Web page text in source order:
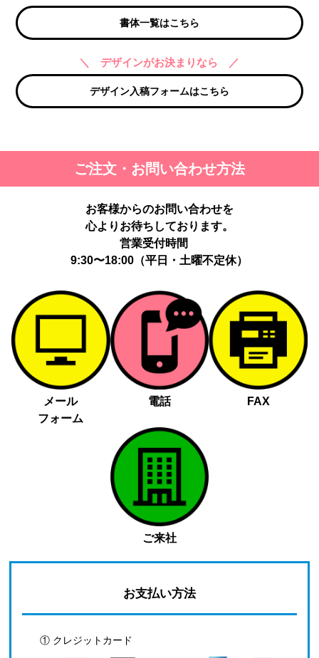
書体一覧はこちら
＼ デザインがお決まりなら ／
デザイン入稿フォームはこちら
ご注文・お問い合わせ方法
お客様からのお問い合わせを
心よりお待ちしております。
営業受付時間
9:30〜18:00（平日・土曜不定休）
メール
フォーム
電話 FAX
ご来社
お支払い方法
① クレジットカード